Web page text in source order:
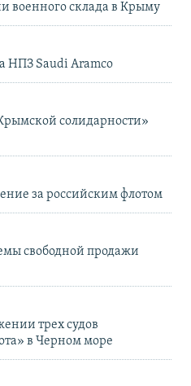
военного склада в Крыму
НПЗ Saudi Aramco
солидарности»
за российским флотом
свободной продажи
трех судов
в Черном море